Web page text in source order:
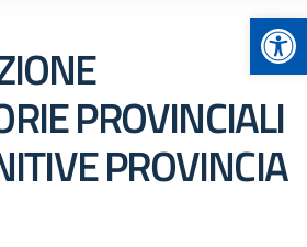
PROVINCIALI
PROVINCIA